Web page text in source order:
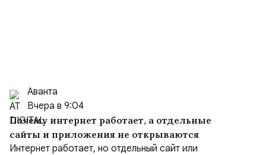
Аванта
Вчера в 9:04
Почему интернет работает, а отдельные
сайты и приложения не открываются
Интернет работает, но отдельный сайт или